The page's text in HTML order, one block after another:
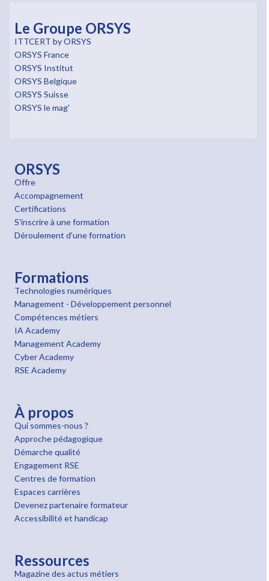
Le Groupe ORSYS
ITTCERT by ORSYS
ORSYS France
ORSYS Institut
ORSYS Belgique
ORSYS Suisse
ORSYS le mag'
ORSYS
Offre
Accompagnement
Certifications
S'inscrire à une formation
Déroulement d'une formation
Formations
Technologies numériques
Management - Développement personnel
Compétences métiers
IA Academy
Management Academy
Cyber Academy
RSE Academy
À propos
Qui sommes-nous ?
Approche pédagogique
Démarche qualité
Engagement RSE
Centres de formation
Espaces carrières
Devenez partenaire formateur
Accessibilité et handicap
Ressources
Magazine des actus métiers